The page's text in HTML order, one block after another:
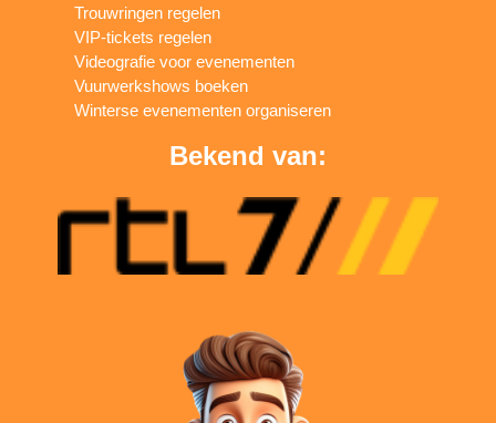
Trouwringen regelen
VIP-tickets regelen
Videografie voor evenementen
Vuurwerkshows boeken
Winterse evenementen organiseren
Bekend van: